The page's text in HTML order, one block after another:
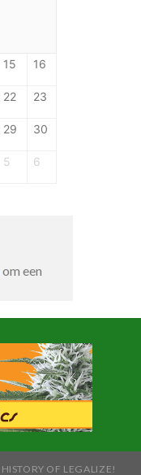
15 16
22 23
29 30
5 6
om een
HISTORY OF LEGALIZE!